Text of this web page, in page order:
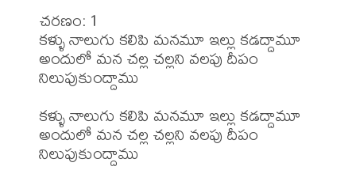
చరణం: 1
కళ్ళు నాలుగు కలిపి మనమూ ఇల్లు కడద్దామూ
అందులో మన చల్ల చల్లని వలపు దీపం
నిలుపుకుంద్దాము
కళ్ళు నాలుగు కలిపి మనమూ ఇల్లు కడద్దామూ
అందులో మన చల్ల చల్లని వలపు దీపం
నిలుపుకుంద్దాము